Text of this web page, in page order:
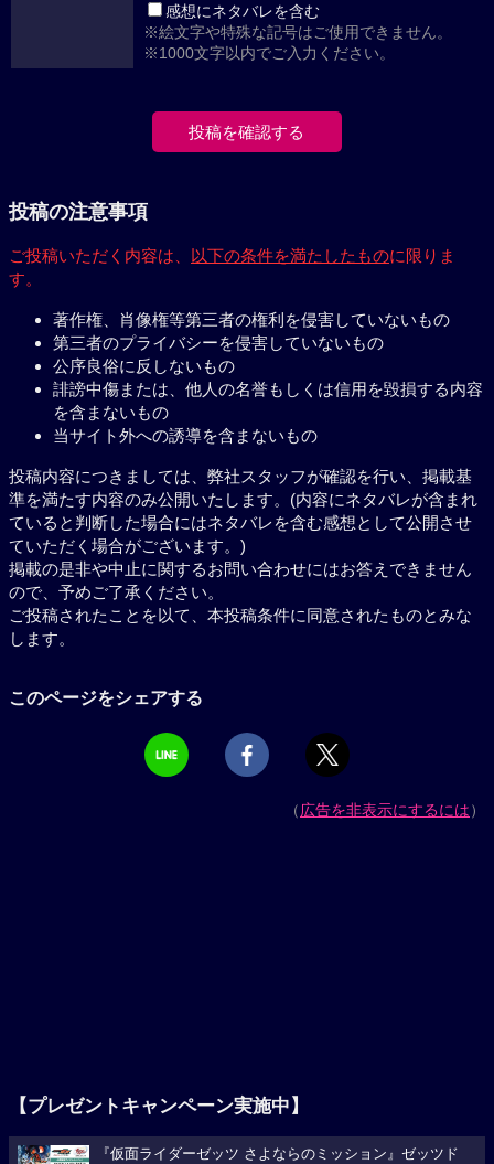
感想にネタバレを含む
※絵文字や特殊な記号はご使用できません。
※1000文字以内でご入力ください。
投稿の注意事項
ご投稿いただく内容は、 以下の条件を満たしたものに限りま
す。
著作権、肖像権等第三者の権利を侵害していないもの
第三者のプライバシーを侵害していないもの
公序良俗に反しないもの
誹謗中傷または、他人の名誉もしくは信用を毀損する内容
を含まないもの
当サイト外への誘導を含まないもの
投稿内容につきましては、弊社スタッフが確認を行い、掲載基
準を満たす内容のみ公開いたします。(内容にネタバレが含まれ
ていると判断した場合にはネタバレを含む感想として公開させ
ていただく場合がございます。)
掲載の是非や中止に関するお問い合わせにはお答えできません
ので、予めご了承ください。
ご投稿されたことを以て、本投稿条件に同意されたものとみな
します。
このページをシェアする
（広告を非表示にするには）
【プレゼントキャンペーン実施中】
『仮面ライダーゼッツ さよならのミッション』ゼッツド